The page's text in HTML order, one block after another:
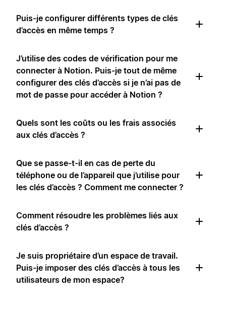
Puis-je configurer différents types de clés
d’accès en même temps ?
J’utilise des codes de vérification pour me
connecter à Notion. Puis-je tout de même
configurer des clés d’accès si je n’ai pas de
mot de passe pour accéder à Notion ?
Quels sont les coûts ou les frais associés
aux clés d’accès ?
Que se passe-t-il en cas de perte du
téléphone ou de l’appareil que j’utilise pour
les clés d’accès ? Comment me connecter ?
Comment résoudre les problèmes liés aux
clés d’accès ?
Je suis propriétaire d’un espace de travail.
Puis-je imposer des clés d’accès à tous les
utilisateurs de mon espace?